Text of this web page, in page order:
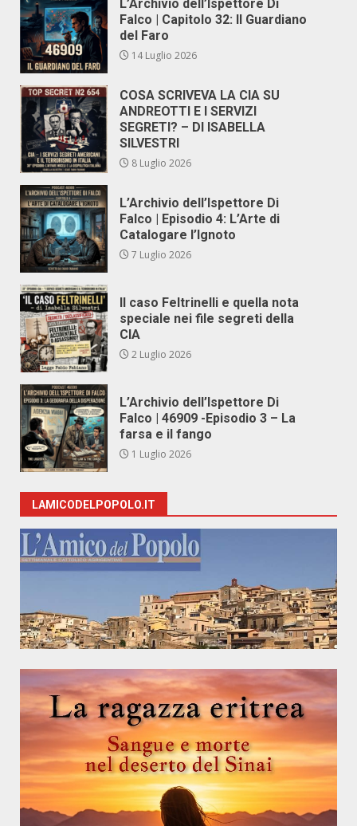
L’Archivio dell’Ispettore Di
Falco | Capitolo 32: Il Guardiano
del Faro
14 Luglio 2026
COSA SCRIVEVA LA CIA SU
ANDREOTTI E I SERVIZI
SEGRETI? – DI ISABELLA
SILVESTRI
8 Luglio 2026
L’Archivio dell’Ispettore Di
Falco | Episodio 4: L’Arte di
Catalogare l’Ignoto
7 Luglio 2026
Il caso Feltrinelli e quella nota
speciale nei file segreti della
CIA
2 Luglio 2026
L’Archivio dell’Ispettore Di
Falco | 46909 -Episodio 3 – La
farsa e il fango
1 Luglio 2026
LAMICODELPOPOLO.IT